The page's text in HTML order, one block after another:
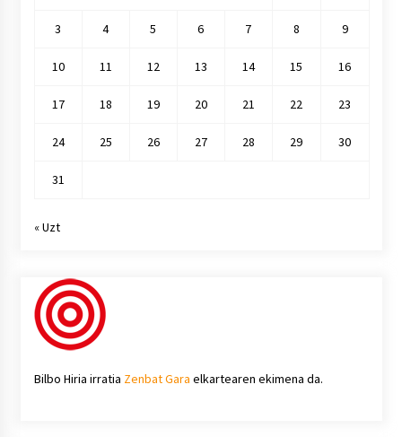
3 4 5 6 7 8 9
10 11 12 13 14 15 16
17 18 19 20 21 22 23
24 25 26 27 28 29 30
31
« Uzt
Bilbo Hiria irratia Zenbat Gara elkartearen ekimena da.